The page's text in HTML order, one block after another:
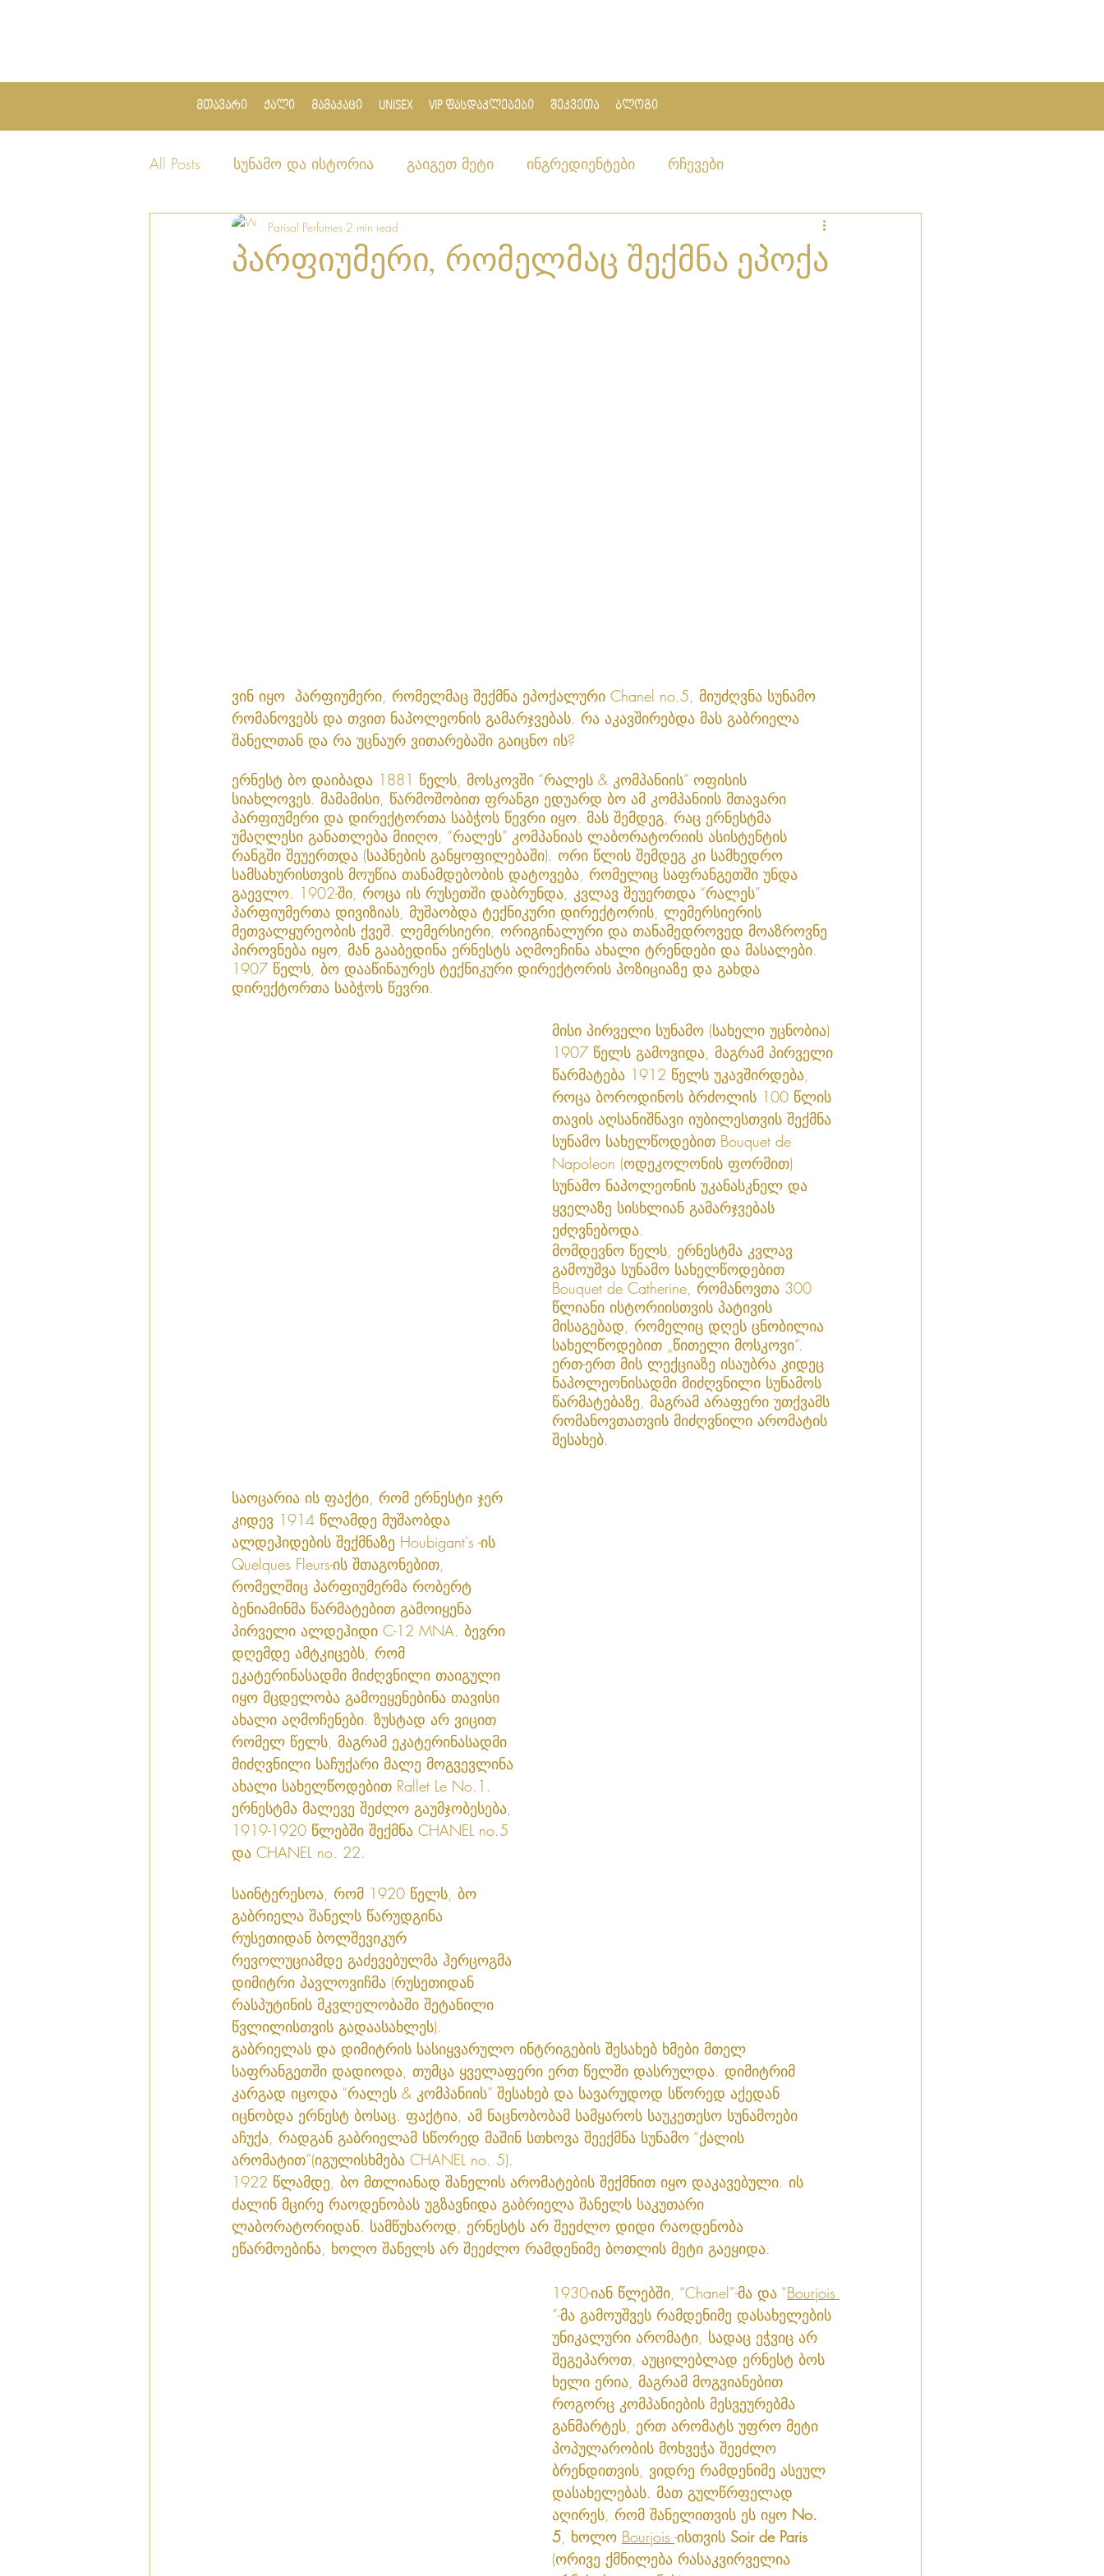
მთავარი ქალი მამაკაცი UNISEX VIP ფასდაკლებები შეკვეთა ბლოგი
All Posts სუნამო და ისტორია გაიგეთ მეტი ინგრედიენტები რჩევები
პარფიუმერი, რომელმაც შექმნა ეპოქა
Parisal Perfumes 2 min read
ვინ იყო  პარფიუმერი, რომელმაც შექმნა ეპოქალური Chanel no.5, მიუძღვნა სუნამო
რომანოვებს და თვით ნაპოლეონის გამარჯვებას. რა აკავშირებდა მას გაბრიელა
შანელთან და რა უცნაურ ვითარებაში გაიცნო ის?
ერნესტ ბო დაიბადა 1881 წელს, მოსკოვში “რალეს & კომპანიის” ოფისის
სიახლოვეს. მამამისი, წარმოშობით ფრანგი ედუარდ ბო ამ კომპანიის მთავარი
პარფიუმერი და დირექტორთა საბჭოს წევრი იყო. მას შემდეგ, რაც ერნესტმა
უმაღლესი განათლება მიიღო, “რალეს” კომპანიას ლაბორატორიის ასისტენტის
რანგში შეუერთდა (საპნების განყოფილებაში). ორი წლის შემდეგ კი სამხედრო
სამსახურისთვის მოუწია თანამდებობის დატოვება, რომელიც საფრანგეთში უნდა
გაევლო. 1902-ში, როცა ის რუსეთში დაბრუნდა, კვლავ შეუერთდა “რალეს”
პარფიუმერთა დივიზიას, მუშაობდა ტექნიკური დირექტორის, ლემერსიერის
მეთვალყურეობის ქვეშ. ლემერსიერი, ორიგინალური და თანამედროვედ მოაზროვნე
პიროვნება იყო, მან გააბედინა ერნესტს აღმოეჩინა ახალი ტრენდები და მასალები.
1907 წელს, ბო დააწინაურეს ტექნიკური დირექტორის პოზიციაზე და გახდა
დირექტორთა საბჭოს წევრი.
მისი პირველი სუნამო (სახელი უცნობია)
1907 წელს გამოვიდა, მაგრამ პირველი
წარმატება 1912 წელს უკავშირდება,
როცა ბოროდინოს ბრძოლის 100 წლის
თავის აღსანიშნავი იუბილესთვის შექმნა
სუნამო სახელწოდებით Bouquet de
Napoleon (ოდეკოლონის ფორმით)
სუნამო ნაპოლეონის უკანასკნელ და
ყველაზე სისხლიან გამარჯვებას
ეძღვნებოდა.
მომდევნო წელს, ერნესტმა კვლავ
გამოუშვა სუნამო სახელწოდებით
Bouquet de Catherine, რომანოვთა 300
წლიანი ისტორიისთვის პატივის
მისაგებად, რომელიც დღეს ცნობილია
სახელწოდებით „წითელი მოსკოვი“.
ერთ-ერთ მის ლექციაზე ისაუბრა კიდეც
ნაპოლეონისადმი მიძღვნილი სუნამოს
წარმატებაზე, მაგრამ არაფერი უთქვამს
რომანოვთათვის მიძღვნილი არომატის
შესახებ.
საოცარია ის ფაქტი, რომ ერნესტი ჯერ
კიდევ 1914 წლამდე მუშაობდა
ალდეჰიდების შექმნაზე Houbigant's -ის
Quelques Fleurs-ის შთაგონებით,
რომელშიც პარფიუმერმა რობერტ
ბენიამინმა წარმატებით გამოიყენა
პირველი ალდეჰიდი C-12 MNA. ბევრი
დღემდე ამტკიცებს, რომ
ეკატერინასადმი მიძღვნილი თაიგული
იყო მცდელობა გამოეყენებინა თავისი
ახალი აღმოჩენები. ზუსტად არ ვიცით
რომელ წელს, მაგრამ ეკატერინასადმი
მიძღვნილი საჩუქარი მალე მოგვევლინა
ახალი სახელწოდებით Rallet Le No.1.
ერნესტმა მალევე შეძლო გაუმჯობესება,
1919-1920 წლებში შექმნა CHANEL no.5
და CHANEL no. 22.
საინტერესოა, რომ 1920 წელს, ბო
გაბრიელა შანელს წარუდგინა
რუსეთიდან ბოლშევიკურ
რევოლუციამდე გაძევებულმა ჰერცოგმა
დიმიტრი პავლოვიჩმა (რუსეთიდან
რასპუტინის მკვლელობაში შეტანილი
წვლილისთვის გადაასახლეს).
გაბრიელას და დიმიტრის სასიყვარულო ინტრიგების შესახებ ხმები მთელ
საფრანგეთში დადიოდა, თუმცა ყველაფერი ერთ წელში დასრულდა. დიმიტრიმ
კარგად იცოდა “რალეს & კომპანიის” შესახებ და სავარუდოდ სწორედ აქედან
იცნობდა ერნესტ ბოსაც. ფაქტია, ამ ნაცნობობამ სამყაროს საუკეთესო სუნამოები
აჩუქა, რადგან გაბრიელამ სწორედ მაშინ სთხოვა შეექმნა სუნამო “ქალის
არომატით”(იგულისხმება CHANEL no. 5).
1922 წლამდე, ბო მთლიანად შანელის არომატების შექმნით იყო დაკავებული. ის
ძალინ მცირე რაოდენობას უგზავნიდა გაბრიელა შანელს საკუთარი
ლაბორატორიდან. სამწუხაროდ, ერნესტს არ შეეძლო დიდი რაოდენობა
ეწარმოებინა, ხოლო შანელს არ შეეძლო რამდენიმე ბოთლის მეტი გაეყიდა.
1930-იან წლებში, “Chanel”-მა და “Bourjois
”-მა გამოუშვეს რამდენიმე დასახელების
უნიკალური არომატი, სადაც ეჭვიც არ
შეგეპაროთ, აუცილებლად ერნესტ ბოს
ხელი ერია, მაგრამ მოგვიანებით
როგორც კომპანიების მესვეურებმა
განმარტეს, ერთ არომატს უფრო მეტი
პოპულარობის მოხვეჭა შეეძლო
ბრენდითვის, ვიდრე რამდენიმე ასეულ
დასახელებას. მათ გულწრფელად
აღირეს, რომ შანელითვის ეს იყო No.
5, ხოლო Bourjois -ისთვის Soir de Paris
(ორივე ქმნილება რასაკვირველია